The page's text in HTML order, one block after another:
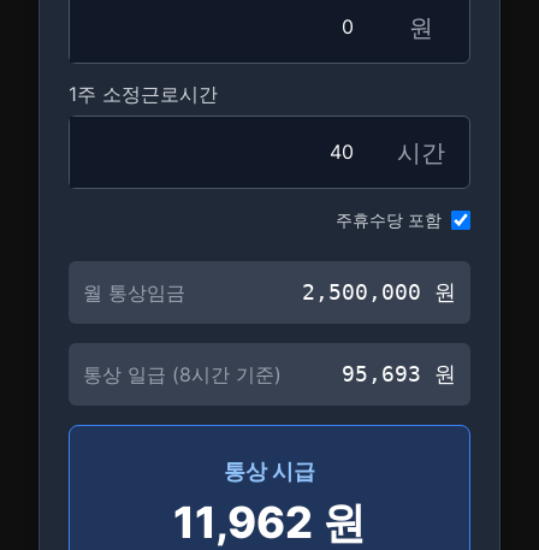
원
1주 소정근로시간
시간
주휴수당 포함
월 통상임금 2,500,000 원
통상 일급 (8시간 기준) 95,693 원
통상 시급
11,962 원